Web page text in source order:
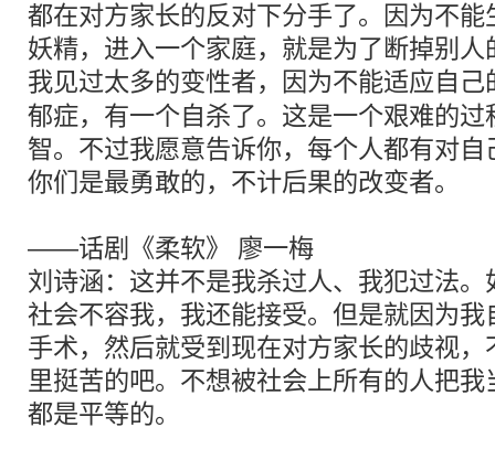
都在对方家长的反对下分手了。因为不
妖精，进入一个家庭，就是为了断掉别人
我见过太多的变性者，因为不能适应自
郁症，有一个自杀了。这是一个艰难的
智。不过我愿意告诉你，每个人都有对
你们是最勇敢的，不计后果的改变者。
——话剧《柔软》 廖一梅
刘诗涵：这并不是我杀过人、我犯过法
社会不容我，我还能接受。但是就因为
手术，然后就受到现在对方家长的歧视
里挺苦的吧。不想被社会上所有的人把
都是平等的。